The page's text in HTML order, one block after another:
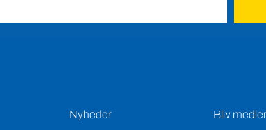
Nyheder Bliv